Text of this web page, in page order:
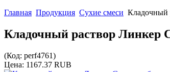
Главная Продукция Сухие смеси Кладочный
Кладочный раствор Линкер
(Код: perf4761)
Цена: 1167.37 RUB